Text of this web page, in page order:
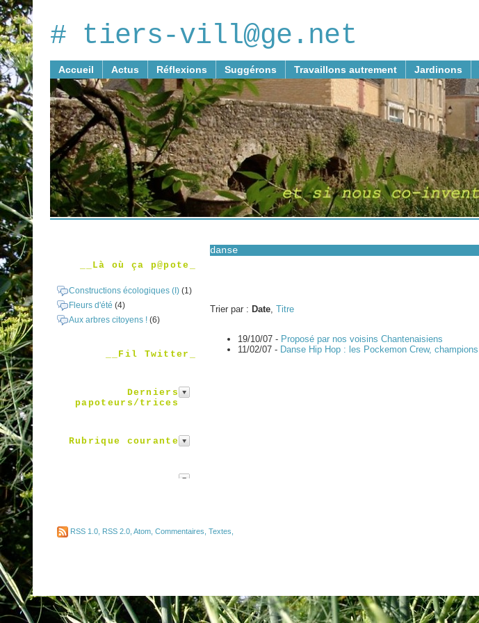
# tiers-vill@ge.net
Accueil Actus Réflexions Suggérons Travaillons autrement Jardinons
__Là où ça p@pote_
Constructions écologiques (I) (1)
Fleurs d'été (4)
Aux arbres citoyens ! (6)
__Fil Twitter_
Derniers
papoteurs/trices
Rubrique courante
danse
Trier par : Date, Titre
19/10/07 - Proposé par nos voisins Chantenaisiens
11/02/07 - Danse Hip Hop : les Pockemon Crew,
RSS 1.0 RSS 2.0 Atom Commentaires Textes